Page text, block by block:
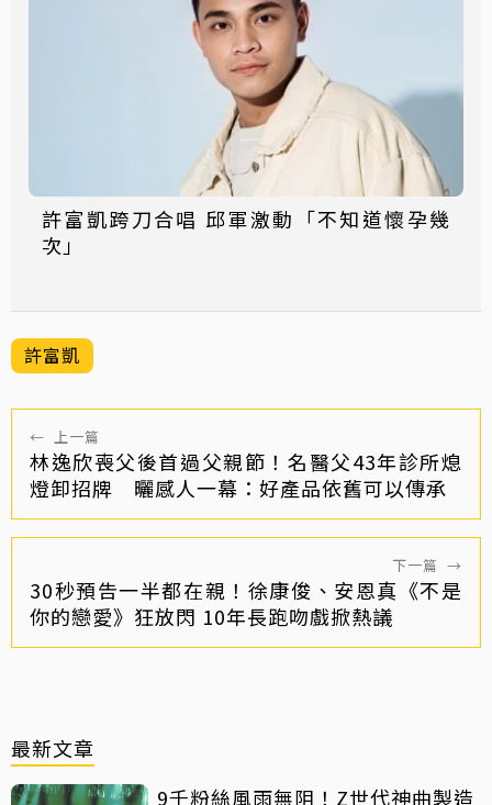
許富凱跨刀合唱 邱軍激動「不知道懷孕幾
次」
許富凱
← 上一篇
林逸欣喪父後首過父親節！名醫父43年診所熄
燈卸招牌 曬感人一幕：好產品依舊可以傳承
下一篇 →
30秒預告一半都在親！徐康俊、安恩真《不是
你的戀愛》狂放閃 10年長跑吻戲掀熱議
最新文章
9千粉絲風雨無阻！Z世代神曲製造